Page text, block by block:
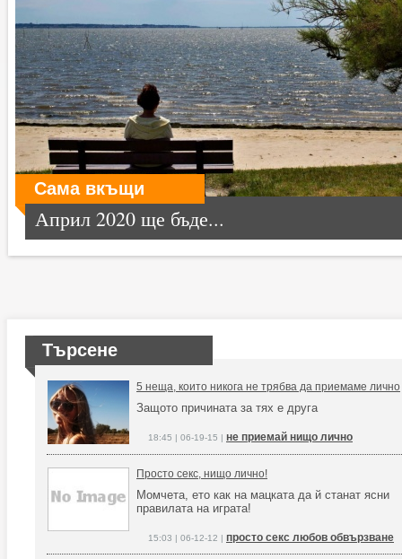
Сама вкъщи
Април 2020 ще бъде...
Търсене
5 неща, които никога не трябва да приемаме лично
Защото причината за тях е друга
18:45 | 06-19-15 | не приемай нищо лично
Просто секс, нищо лично!
Момчета, ето как на мацката да й станат ясни
правилата на играта!
15:03 | 06-12-12 | просто секс любов обвързване